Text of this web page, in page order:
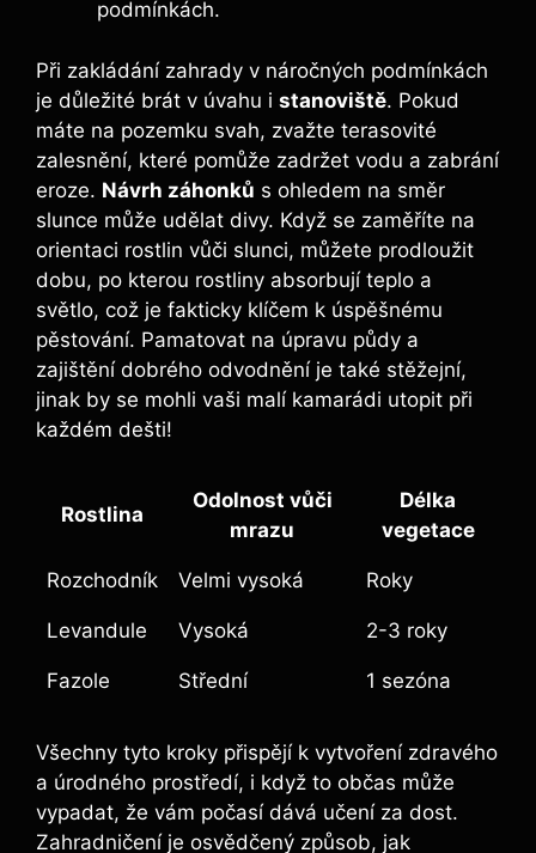
podmínkách.
Při zakládání zahrady v náročných podmínkách
je důležité brát v úvahu i stanoviště. Pokud
máte na pozemku svah, zvažte terasovité
zalesnění, které pomůže zadržet vodu a zabrání
eroze. Návrh záhonků s ohledem na směr
slunce může udělat divy. Když se zaměříte na
orientaci rostlin vůči slunci, můžete prodloužit
dobu, po kterou rostliny absorbují teplo a
světlo, což je fakticky klíčem k úspěšnému
pěstování. Pamatovat na úpravu půdy a
zajištění dobrého odvodnění je také stěžejní,
jinak by se mohli vaši malí kamarádi utopit při
každém dešti!
Rostlina
Odolnost vůči
mrazu
Délka
vegetace
Rozchodník Velmi vysoká Roky
Levandule Vysoká 2-3 roky
Fazole Střední 1 sezóna
Všechny tyto kroky přispějí k vytvoření zdravého
a úrodného prostředí, i když to občas může
vypadat, že vám počasí dává učení za dost.
Zahradničení je osvědčený způsob, jak